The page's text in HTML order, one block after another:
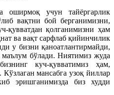
оширмоқ учун тайёргарлик
вақтни бой берганимизни,
қувватдан қолганимизни ҳам
ва вақт сарфлаб қийинчилик
у бизни қаноатлантирмайди,
маълум бўлади. Ниятимиз жуда
куч-қувватимиз ҳам,
мансабга узоқ йиллар
эришганимизда биз худди